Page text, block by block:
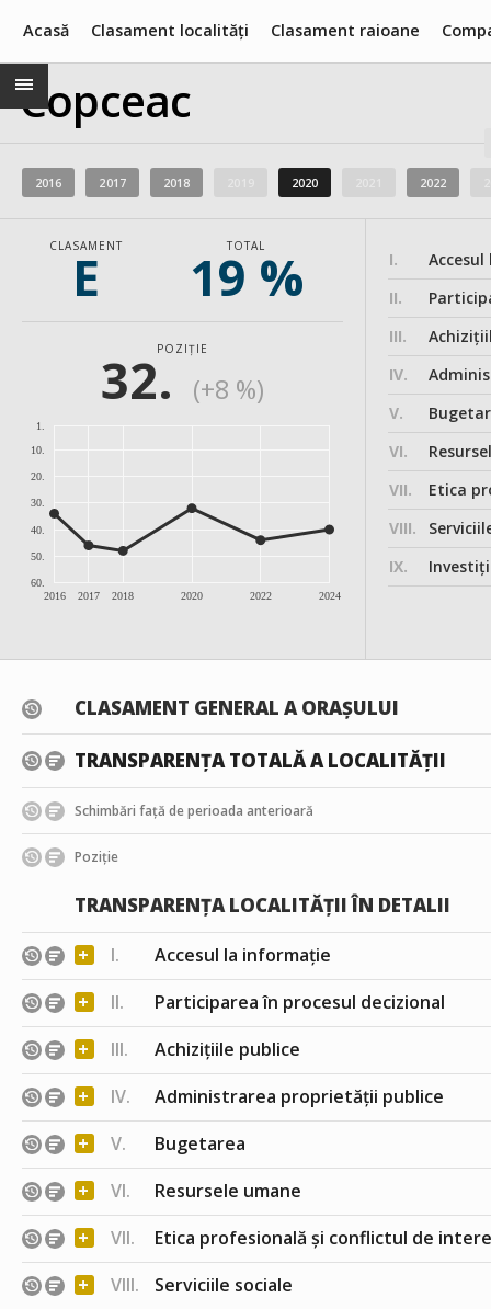
Acasă Clasament localități Clasament raioane
Copceac
2016 2017 2018 2020 2022
CLASAMENT
E TOTAL
19 %
POZIȚIE
32. (+8 %)
2016 2017 2018 2020 2022 2024
1.
10.
20.
30.
40.
50.
60.
I.
II.
III.
IV.
V.
VI.
VII.
Etica
VIII.
IX.
Investițiile,
CLASAMENT GENERAL A ORAȘULUI
TRANSPARENȚA TOTALĂ A LOCALITĂȚII
Schimbări față de perioada anterioară
Poziție
TRANSPARENȚA LOCALITĂȚII ÎN DETALII
+
I. Accesul la informație
+ II. Participarea în procesul decizional
+ III. Achizițiile publice
+ IV. Administrarea proprietății publice
+ V. Bugetarea
+ VI. Resursele umane
+ VII. Etica profesională și conflictul de
+ VIII. Serviciile sociale